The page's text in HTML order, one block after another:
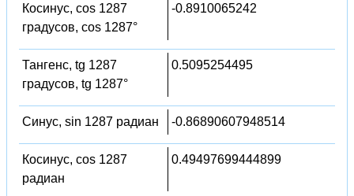
Косинус, cos 1287
градусов, cos 1287°
-0.8910065242
Тангенс, tg 1287
градусов, tg 1287°
0.5095254495
Синус, sin 1287 радиан -0.86890607948514
Косинус, cos 1287
радиан
0.49497699444899